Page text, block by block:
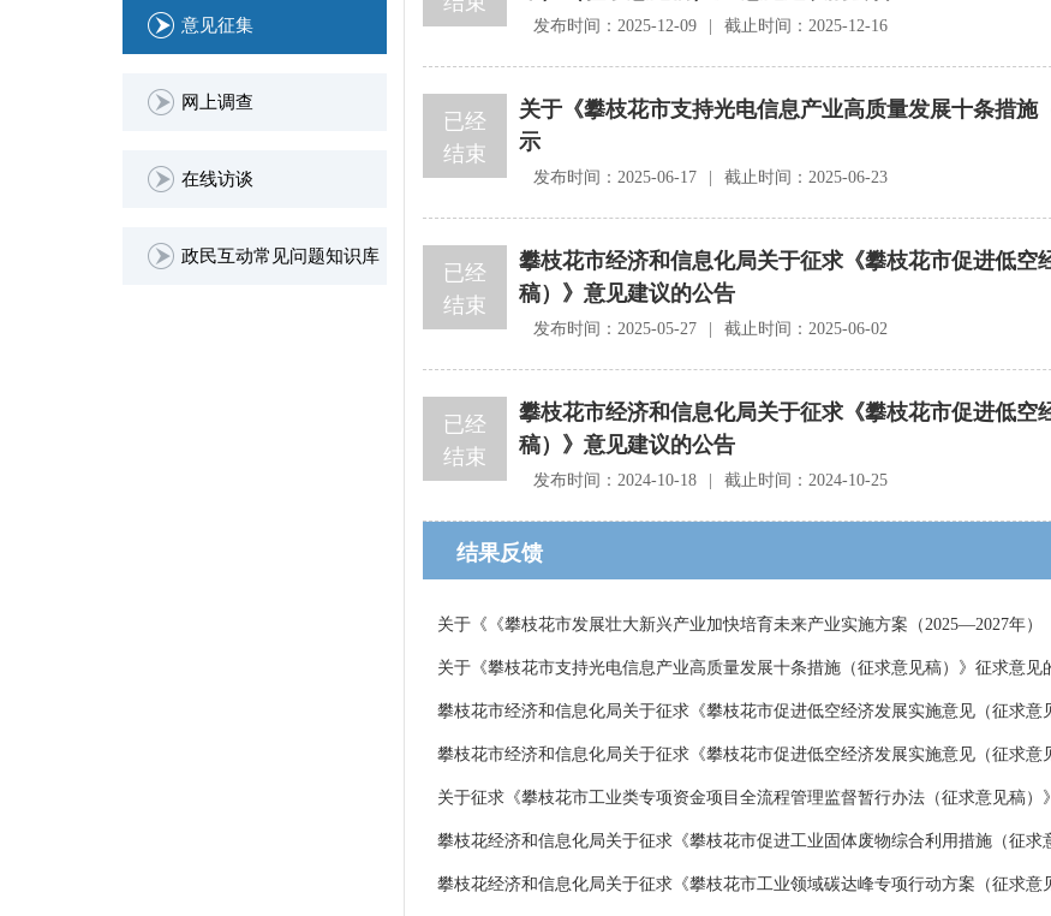
意见征集
网上调查
在线访谈
政民互动常见问题知识库
发布时间：2025-12-09 截止时间：2025-12-16
已经
结束
关于《攀枝花市支持光电信息产业高质量发展十条措施
示
发布时间：2025-06-17 截止时间：2025-06-23
已经
结束
攀枝花市经济和信息化局关于征求《攀枝花市促进低空
稿）》意见建议的公告
发布时间：2025-05-27 截止时间：2025-06-02
已经
结束
攀枝花市经济和信息化局关于征求《攀枝花市促进低空
稿）》意见建议的公告
发布时间：2024-10-18 截止时间：2024-10-25
结果反馈
关于《《攀枝花市发展壮大新兴产业加快培育未来产业实施方案（2025—2027年）
关于《攀枝花市支持光电信息产业高质量发展十条措施（征求意见稿）》征求意见
攀枝花市经济和信息化局关于征求《攀枝花市促进低空经济发展实施意见（征求意
攀枝花市经济和信息化局关于征求《攀枝花市促进低空经济发展实施意见（征求意
关于征求《攀枝花市工业类专项资金项目全流程管理监督暂行办法（征求意见稿）
攀枝花经济和信息化局关于征求《攀枝花市促进工业固体废物综合利用措施（征求
攀枝花经济和信息化局关于征求《攀枝花市工业领域碳达峰专项行动方案（征求意